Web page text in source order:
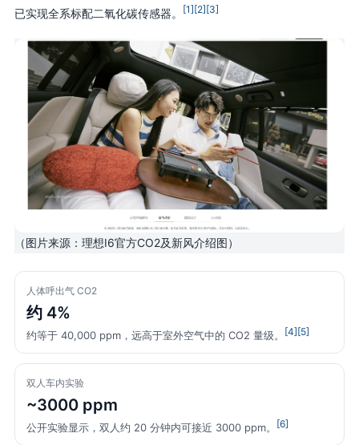
已实现全系标配二氧化碳传感器。
[1][2][3]
（图片来源：理想I6官方CO2及新风介绍图）
人体呼出气 CO2
约 4%
约等于 40,000 ppm，远高于室外空气中的 CO2 量级。 [4][5]
双人车内实验
~3000 ppm
公开实验显示，双人约 20 分钟内可接近 3000 ppm。 [6]